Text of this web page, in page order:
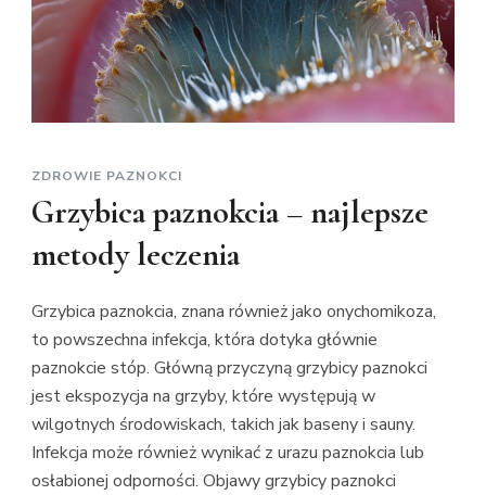
do
ZDROWIE PAZNOKCI
Grzybica paznokcia – najlepsze
metody leczenia
Grzybica paznokcia, znana również jako onychomikoza,
to powszechna infekcja, która dotyka głównie
paznokcie stóp. Główną przyczyną grzybicy paznokci
jest ekspozycja na grzyby, które występują w
wilgotnych środowiskach, takich jak baseny i sauny.
Infekcja może również wynikać z urazu paznokcia lub
osłabionej odporności. Objawy grzybicy paznokci